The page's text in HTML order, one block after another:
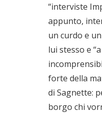
“interviste
appunto,
un curdo e
lui stesso e
forte della
di Sagnette:
borgo chi